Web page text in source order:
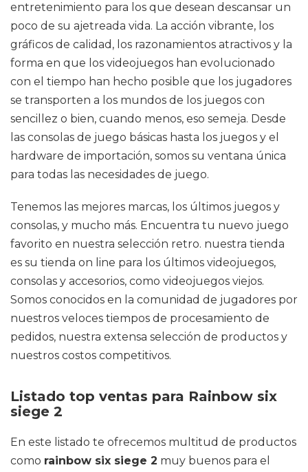
entretenimiento para los que desean descansar un
poco de su ajetreada vida. La acción vibrante, los
gráficos de calidad, los razonamientos atractivos y la
forma en que los videojuegos han evolucionado
con el tiempo han hecho posible que los jugadores
se transporten a los mundos de los juegos con
sencillez o bien, cuando menos, eso semeja. Desde
las consolas de juego básicas hasta los juegos y el
hardware de importación, somos su ventana única
para todas las necesidades de juego.
Tenemos las mejores marcas, los últimos juegos y
consolas, y mucho más. Encuentra tu nuevo juego
favorito en nuestra selección retro. nuestra tienda
es su tienda on line para los últimos videojuegos,
consolas y accesorios, como videojuegos viejos.
Somos conocidos en la comunidad de jugadores por
nuestros veloces tiempos de procesamiento de
pedidos, nuestra extensa selección de productos y
nuestros costos competitivos.
Listado top ventas para Rainbow six
siege 2
En este listado te ofrecemos multitud de productos
como rainbow six siege 2 muy buenos para el